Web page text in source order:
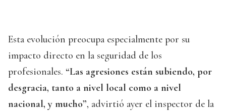
Esta evolución preocupa especialmente por su
impacto directo en la seguridad de los
profesionales. “Las agresiones están subiendo, por
desgracia, tanto a nivel local como a nivel
nacional, y mucho”, advirtió ayer el inspector de la